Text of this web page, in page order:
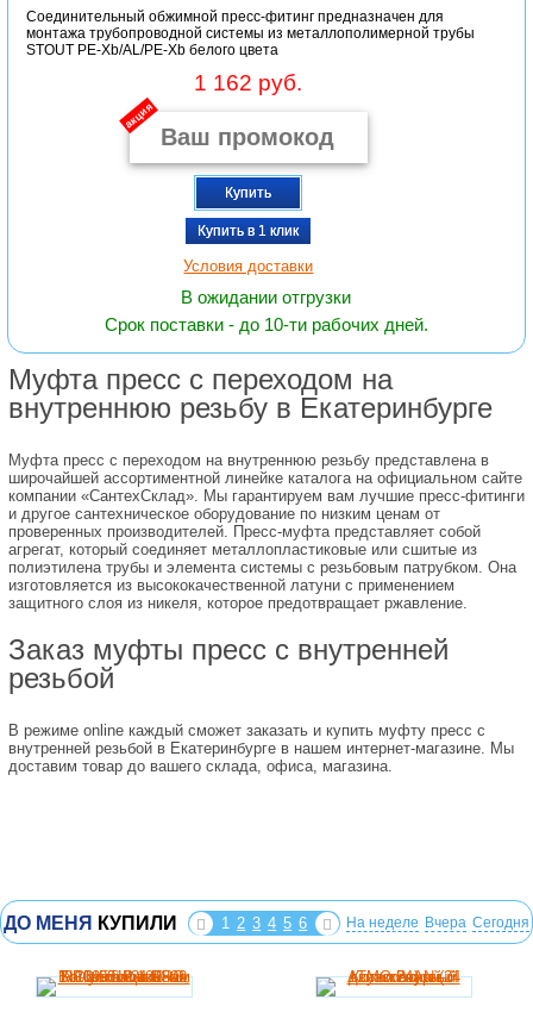
Соединительный обжимной пресс-фитинг предназначен для
монтажа трубопроводной системы из металлополимерной трубы
STOUT PE-Xb/AL/PE-Xb белого цвета
1 162 руб.
акция
Купить
Купить в 1 клик
Условия доставки
В ожидании отгрузки
Срок поставки - до 10-ти рабочих дней.
Муфта пресс с переходом на
внутреннюю резьбу в Екатеринбурге
Муфта пресс с переходом на внутреннюю резьбу представлена в
широчайшей ассортиментной линейке каталога на официальном сайте
компании «СантехСклад». Мы гарантируем вам лучшие пресс-фитинги
и другое сантехническое оборудование по низким ценам от
проверенных производителей. Пресс-муфта представляет собой
агрегат, который соединяет металлопластиковые или сшитые из
полиэтилена трубы и элемента системы с резьбовым патрубком. Она
изготовляется из высококачественной латуни с применением
защитного слоя из никеля, которое предотвращает ржавление.
Заказ муфты пресс с внутренней
резьбой
В режиме online каждый сможет заказать и купить муфту пресс с
внутренней резьбой в Екатеринбурге в нашем интернет-магазине. Мы
доставим товар до вашего склада, офиса, магазина.
ДО МЕНЯ КУПИЛИ 1 2 3 4 5 6 На неделе Вчера Сегодня